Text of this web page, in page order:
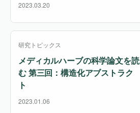
2023.03.20
研究トピックス
メディカルハーブの科学論文を読
む 第三回：構造化アブストラク
ト
2023.01.06